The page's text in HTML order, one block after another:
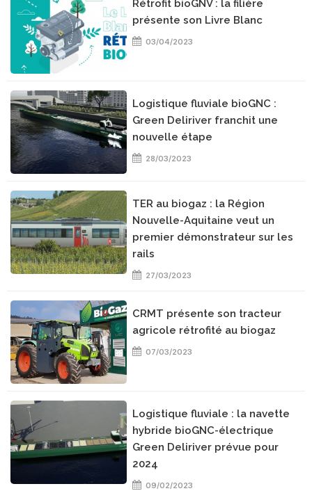
Rétrofit bioGNV : la filière
présente son Livre Blanc
03/04/2023
Logistique fluviale bioGNC :
Green Deliriver franchit une
nouvelle étape
28/03/2023
TER au biogaz : la Région
Nouvelle-Aquitaine veut un
premier démonstrateur sur les
rails
27/03/2023
CRMT présente son tracteur
agricole rétrofité au biogaz
07/03/2023
Logistique fluviale : la navette
hybride bioGNC-électrique
Green Deliriver prévue pour
2024
09/02/2023